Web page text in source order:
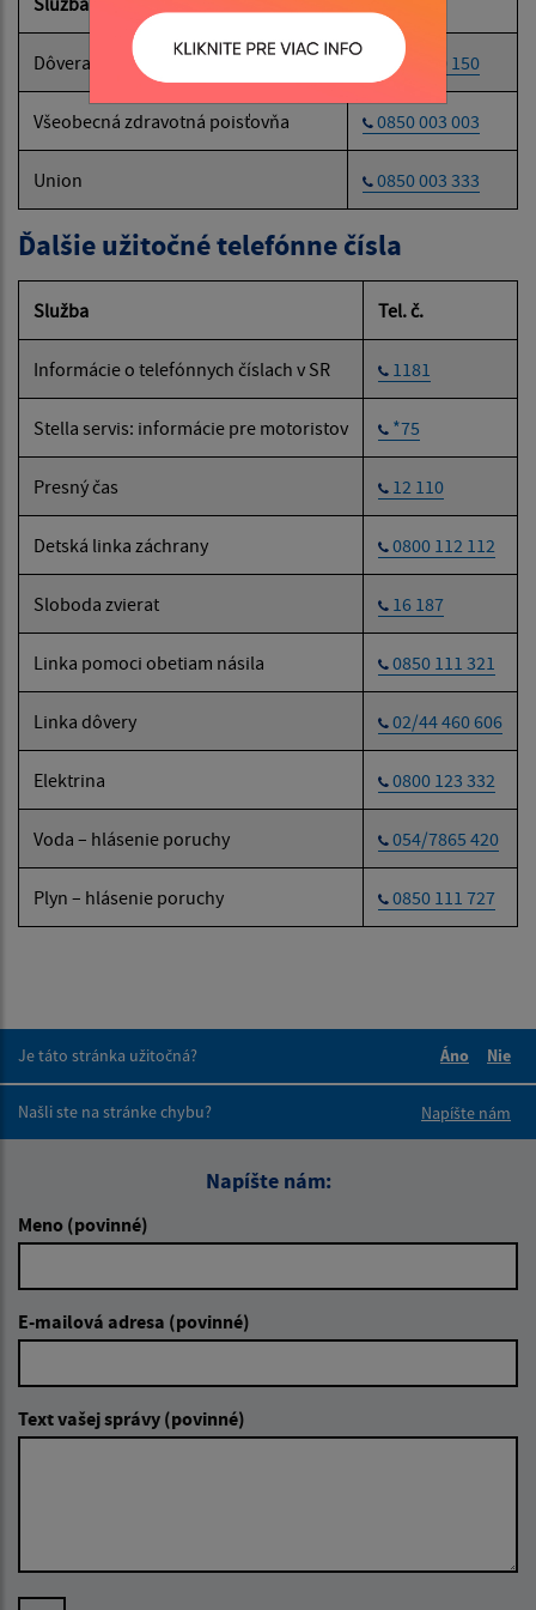
Dôvera 0800 150 150
Všeobecná zdravotná poisťovňa 0850 003 003
Union 0850 003 333
Ďalšie užitočné telefónne čísla
Služba Tel. č.
Informácie o telefónnych číslach v SR 1181
Stella servis: informácie pre motoristov *75
Presný čas 12 110
Detská linka záchrany 0800 112 112
Sloboda zvierat 16 187
Linka pomoci obetiam násila 0850 111 321
Linka dôvery 02/44 460 606
Elektrina 0800 123 332
Voda – hlásenie poruchy 054/7865 420
Plyn – hlásenie poruchy 0850 111 727
Je táto stránka užitočná?
Áno
Nie
Našli ste na stránke chybu?
Napíšte nám
Napíšte nám:
Meno (povinné)
E-mailová adresa (povinné)
Text vašej správy (povinné)